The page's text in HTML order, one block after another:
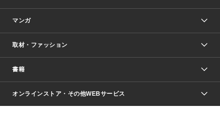
マンガ
少年マンガ
Vジャンプ
週刊ヤングジャンプ
少女マンガ
取材・ファッション
Seventeen
芸能・情報・スポーツ
書籍
文芸・文庫・総合
オンラインストア・その他WEBサービス